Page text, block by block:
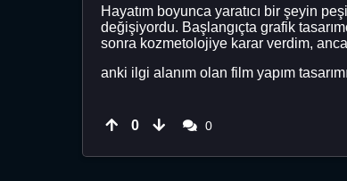
Hayatım boyunca yaratıcı bir şeyin
değişiyordu. Başlangıçta grafik
sonra kozmetolojiye karar verdim,
anki ilgi alanım olan film yapım
0 0